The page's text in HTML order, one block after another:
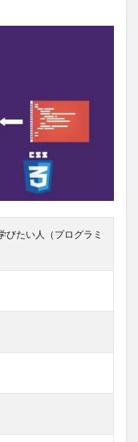
びたい人（プログラミ